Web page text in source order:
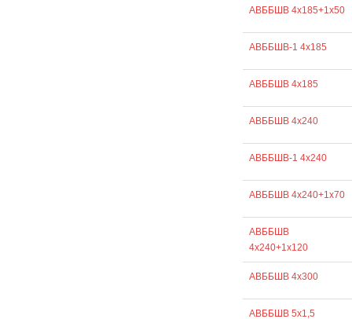
АВББШВ 4х185+1х50
АВББШВ-1 4х185
АВББШВ 4х185
АВББШВ 4х240
АВББШВ-1 4х240
АВББШВ 4х240+1х70
АВББШВ
4х240+1х120
АВББШВ 4х300
АВББШВ 5х1,5